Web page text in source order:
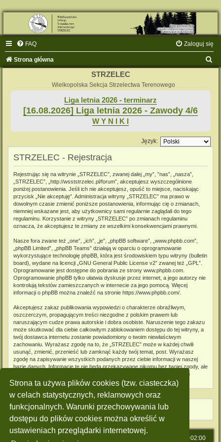
Strona ta używa plików cookies (tzw. ciasteczka)
w celach statystycznych, reklamowych oraz
funkcjonalnych. Warunki przechowywania lub
dostępu do plików cookies można określić w
ustawieniach przeglądarki internetowej.
FAQ Zaloguj się
Strona główna
STRZELEC
Wielkopolska Sekcja Strzelectwa Terenowego
Liga letnia 2026 - terminarz
[16.08.2026] Liga letnia 2026 - Zawody 4/6
W Y N I K I
Język:
STRZELEC - Rejestracja
Rejestrując się na witrynie „STRZELEC”, zwanej dalej „my”, ”nas”, „nasza”,
„STRZELEC”, „http://wsststrzelec.pl/forum”, akceptujesz wyszczególnione
poniżej postanowienia. Jeśli ich nie akceptujesz, opuść to miejsce, naciskając
przycisk „Nie akceptuję”. Administracja witryny „STRZELEC” ma prawo w
dowolnym czasie zmienić poniższe postanowienia, informując cię o zmianach,
niemniej wskazane jest, aby użytkownicy sami regularnie zaglądali do tego
regulaminu. Korzystanie z witryny „STRZELEC” po zmianach regulaminu
oznacza, że akceptujesz te zmiany ze wszelkimi konsekwencjami prawnymi.
Nasze fora zwane też „one”, „ich”, „je”, „phpBB software”, „www.phpbb.com”,
„phpBB Limited”, „phpBB Teams” działają w oparciu o oprogramowanie
wykorzystujące technologię phpBB, która jest środowiskiem typu witryny (bulletin
board), wydane na licencji „ GNU General Public License v2” zwanej też „GPL”.
Oprogramowanie jest dostępne do pobrania ze strony www.phpbb.com
Oprogramowanie phpBB tylko ułatwia dyskusje przez internet, a jego autorzy nie
kontrolują tekstów zamieszczanych w internecie za jego pomocą. Więcej
informacji o phpBB można znaleźć na stronie https://www.phpbb.com/
Akceptujesz zakaz publikowania wypowiedzi o charakterze obraźliwym,
oszczerczym, propagującym treści niezgodne z polskim prawem lub
naruszającym cudze prawa autorskie i dobra osobiste. Naruszenie tego zakazu
może skutkować dla ciebie całkowitym zablokowaniem dostępu do tej witryny, a
twój dostawca internetu zostanie powiadomiony o twoim niewłaściwym
zachowaniu. Wyrażasz zgodę na to, że „STRZELEC” może w każdej chwili
usunąć, zmienić, przenieść lub zamknąć każdy twój temat, post. Wyrażasz
zgodę na zapisywanie wszystkich podanych przez ciebie informacji w naszej
bazie danych. Informacje te nie będą przekazywane nikomu bez twojej zgody, ale
ani „STRZELEC”, ani phpBB nie ponosi odpowiedzialności za włamania do
witryny, podczas których może dojść do kradzieży danych.
UTC+02:00